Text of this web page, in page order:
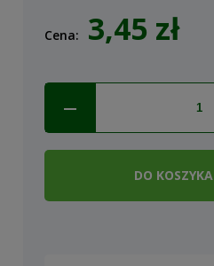
Cena: 3,45 zł
DO KOSZYKA